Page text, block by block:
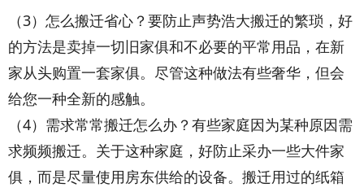
（3）怎么搬迁省心？要防止声势浩大搬迁的繁琐，好
的方法是卖掉一切旧家俱和不必要的平常用品，在新
家从头购置一套家俱。尽管这种做法有些奢华，但会
给您一种全新的感触。
（4）需求常常搬迁怎么办？有些家庭因为某种原因需
求频频搬迁。关于这种家庭，好防止采办一些大件家
俱，而是尽量使用房东供给的设备。搬迁用过的纸箱